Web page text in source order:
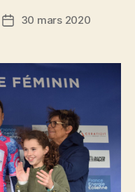
Date30 mars 2020